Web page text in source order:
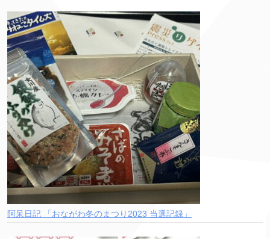
阿呆日記 「おながわ冬のまつり2023 当選記録」